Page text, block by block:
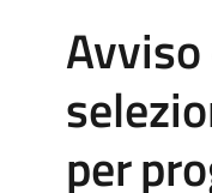
Avviso
per